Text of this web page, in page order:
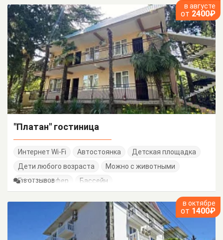
в августе
от 2400₽
"Платан" гостиница
Интернет Wi-Fi Автостоянка
Детская площадка
Дети любого возраста
Можно с животными
Есть трансфер
Бассейн
18 ОТЗЫВОВ
в октябре
от 1400₽